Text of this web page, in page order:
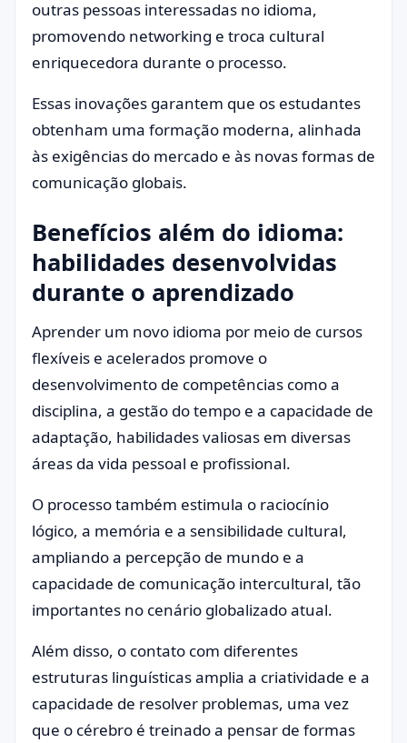
outras pessoas interessadas no idioma,
promovendo networking e troca cultural
enriquecedora durante o processo.
Essas inovações garantem que os estudantes
obtenham uma formação moderna, alinhada
às exigências do mercado e às novas formas de
comunicação globais.
Benefícios além do idioma:
habilidades desenvolvidas
durante o aprendizado
Aprender um novo idioma por meio de cursos
flexíveis e acelerados promove o
desenvolvimento de competências como a
disciplina, a gestão do tempo e a capacidade de
adaptação, habilidades valiosas em diversas
áreas da vida pessoal e profissional.
O processo também estimula o raciocínio
lógico, a memória e a sensibilidade cultural,
ampliando a percepção de mundo e a
capacidade de comunicação intercultural, tão
importantes no cenário globalizado atual.
Além disso, o contato com diferentes
estruturas linguísticas amplia a criatividade e a
capacidade de resolver problemas, uma vez
que o cérebro é treinado a pensar de formas